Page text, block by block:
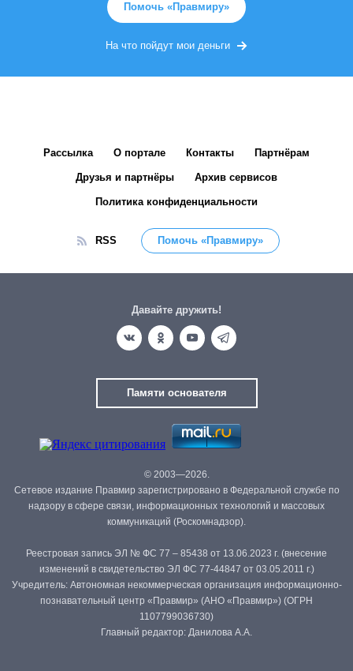
Помочь «Правмиру»
На что пойдут мои деньги
Рассылка О портале Контакты Партнёрам
Друзья и партнёры Архив сервисов
Политика конфиденциальности
RSS Помочь «Правмиру»
Давайте дружить!
Памяти основателя
© 2003—2026.
Сетевое издание Правмир зарегистрировано в Федеральной службе по
надзору в сфере связи, информационных технологий и массовых
коммуникаций (Роскомнадзор).
Реестровая запись ЭЛ № ФС 77 – 85438 от 13.06.2023 г. (внесение
изменений в свидетельство ЭЛ ФС 77-44847 от 03.05.2011 г.)
Учредитель: Автономная некоммерческая организация информационно-
познавательный центр «Правмир» (АНО «Правмир») (ОГРН
1107799036730)
Главный редактор: Данилова А.А.